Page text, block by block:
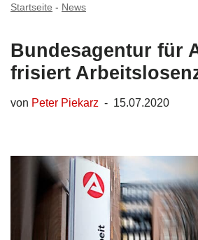
Startseite - News
Bundesagentur für
frisiert
von Peter Piekarz 15.07.2020